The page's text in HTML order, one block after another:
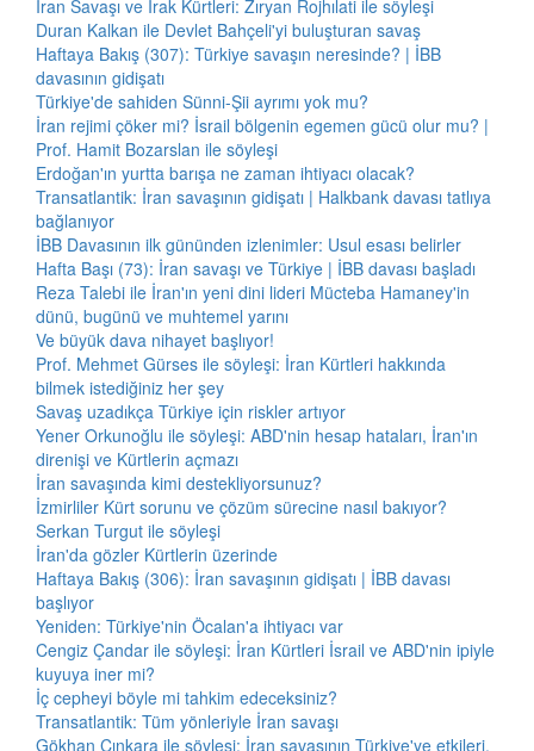
İran Savaşı ve Irak Kürtleri: Zıryan Rojhılati ile söyleşi
Duran Kalkan ile Devlet Bahçeli'yi buluşturan savaş
Haftaya Bakış (307): Türkiye savaşın neresinde? | İBB
davasının gidişatı
Türkiye'de sahiden Sünni-Şii ayrımı yok mu?
İran rejimi çöker mi? İsrail bölgenin egemen gücü olur mu? |
Prof. Hamit Bozarslan ile söyleşi
Erdoğan'ın yurtta barışa ne zaman ihtiyacı olacak?
Transatlantik: İran savaşının gidişatı | Halkbank davası tatlıya
bağlanıyor
İBB Davasının ilk gününden izlenimler: Usul esası belirler
Hafta Başı (73): İran savaşı ve Türkiye | İBB davası başladı
Reza Talebi ile İran'ın yeni dini lideri Mücteba Hamaney'in
dünü, bugünü ve muhtemel yarını
Ve büyük dava nihayet başlıyor!
Prof. Mehmet Gürses ile söyleşi: İran Kürtleri hakkında
bilmek istediğiniz her şey
Savaş uzadıkça Türkiye için riskler artıyor
Yener Orkunoğlu ile söyleşi: ABD'nin hesap hataları, İran'ın
direnişi ve Kürtlerin açmazı
İran savaşında kimi destekliyorsunuz?
İzmirliler Kürt sorunu ve çözüm sürecine nasıl bakıyor?
Serkan Turgut ile söyleşi
İran'da gözler Kürtlerin üzerinde
Haftaya Bakış (306): İran savaşının gidişatı | İBB davası
başlıyor
Yeniden: Türkiye'nin Öcalan'a ihtiyacı var
Cengiz Çandar ile söyleşi: İran Kürtleri İsrail ve ABD'nin ipiyle
kuyuya iner mi?
İç cepheyi böyle mi tahkim edeceksiniz?
Transatlantik: Tüm yönleriyle İran savaşı
Gökhan Çınkara ile söyleşi: İran savaşının Türkiye'ye etkileri,